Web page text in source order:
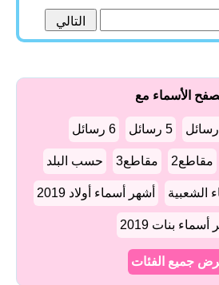
الأسماء مع
5 رسائل 6 رسائل
مقاطع2 مقاطع3 حسب البلد
الشعبية أشهر أسماء أولاد 2019
أسماء بنات 2019
جميع الفئات